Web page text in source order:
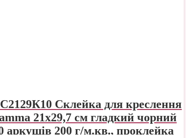
Склейка для креслення
21х29,7 см гладкий чорний
аркушів 200 г/м.кв., проклейка